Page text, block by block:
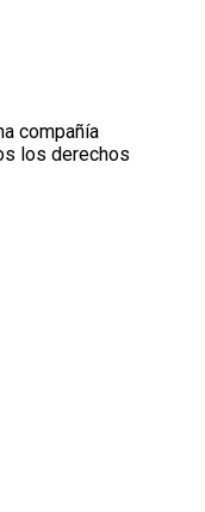
compañía
los derechos